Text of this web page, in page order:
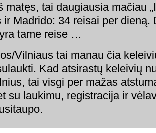
matęs, tai daugiausia mačiau
ir Madrido: 34 reisai per dieną.
tame reise …
Vilniaus tai manau čia
Kad atsirastų keleivių
tai visgi per mažas
su laukimu, registracija ir